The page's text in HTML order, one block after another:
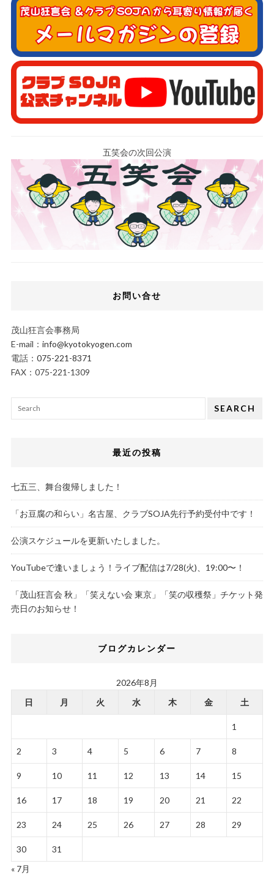
五笑会の次回公演
お問い合せ
茂山狂言会事務局
E-mail： info@kyotokyogen.com
電話： 075-221-8371
FAX：075-221-1309
SEARCH
最近の投稿
七五三、舞台復帰しました！
「お豆腐の和らい」名古屋、クラブSOJA先行予約受付中です！
公演スケジュールを更新いたしました。
YouTubeで逢いましょう！ライブ配信は7/28(火)、19:00〜！
「茂山狂言会 秋」「笑えない会 東京」「笑の収穫祭」チケット発
売日のお知らせ！
ブログカレンダー
2026年8月
日
月 火 水 木 金 土
1
2 3 4 5 6 7 8
9 10 11 12 13 14 15
16 17 18 19 20 21 22
23 24 25 26 27 28 29
30
31
« 7月